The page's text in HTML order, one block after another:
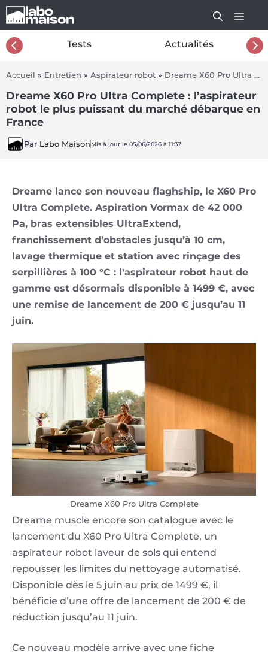
Aller
au
contenu
Tests Actualités
Accueil » Entretien » Aspirateur robot » Dreame X60 Pro Ultra Complete
Dreame X60 Pro Ultra Complete : l’aspirateur
robot le plus puissant du marché débarque en
France
Par Labo Maison Mis à jour le 05/06/2026 à 11:37
Dreame lance son nouveau flaghship, le X60 Pro
Ultra Complete. Aspiration Vormax de 42 000
Pa, bras extensibles UltraExtend,
franchissement d’obstacles jusqu’à 10 cm,
lavage thermique et station avec rinçage des
serpillières à 100 °C : l'aspirateur robot haut de
gamme est désormais disponible à 1499 €, avec
une remise de lancement de 200 € jusqu’au 11
juin.
Dreame X60 Pro Ultra Complete
Dreame muscle encore son catalogue avec le
lancement du X60 Pro Ultra Complete, un
aspirateur robot laveur de sols qui entend
repousser les limites du nettoyage automatisé.
Disponible dès le 5 juin au prix de 1499 €, il
bénéficie d’une offre de lancement de 200 € de
réduction jusqu’au 11 juin.
Ce nouveau modèle arrive avec une fiche